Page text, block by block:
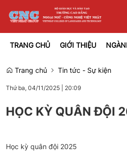
TRANG CHỦ GIỚI THIỆU
Trang chủ
Tin tức - Sự kiện
Thứ ba, 04/11/2025 20:09
HỌC KỲ QUÂN ĐỘI
Học kỳ quân đội 2025